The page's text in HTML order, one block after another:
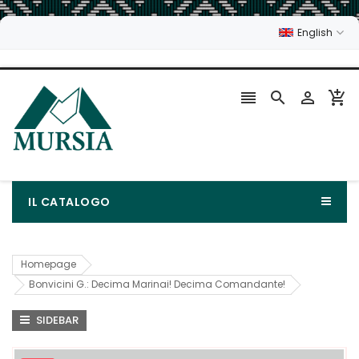
English
   
IL CATALOGO
Homepage
Bonvicini G.: Decima Marinai! Decima Comandante!
SIDEBAR